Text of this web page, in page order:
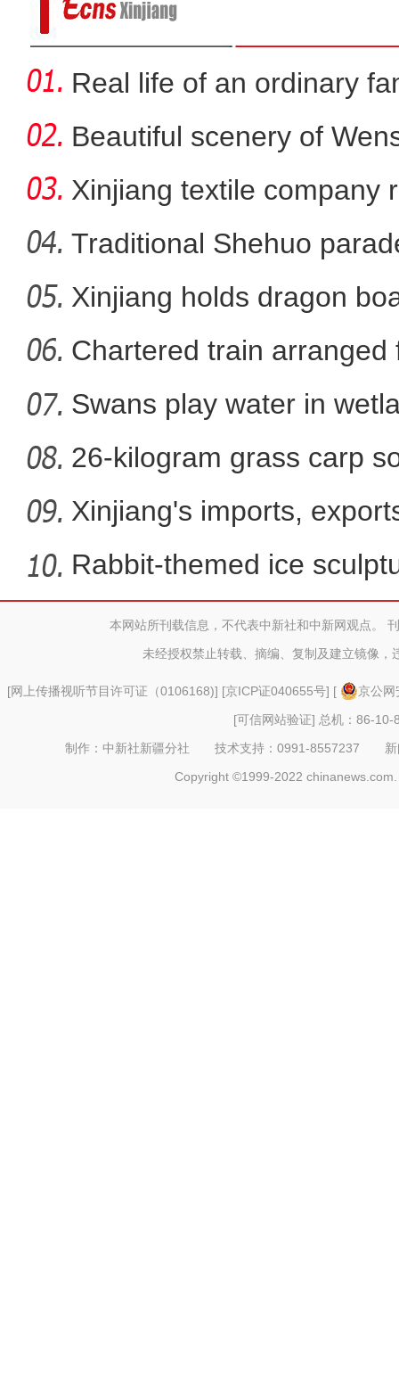
新疆库车：龙池瀑布飞漱
吉木乃县举办“工会杯·巾
Real life of an ordinary
Beautiful scenery of
in
Xinjiang textile company
wort
Traditional Shehuo
Xinjiang holds dragon
Chartered train
Swans play water in
26-kilogram grass carp
win
Xinjiang's imports,
Rabbit-themed ice
本网站所刊载信息，不代表中新社和中新网观点。
未经授权禁止转载、摘编、复制及建立镜像，
[网上传播视听节目许可证（0106168)] [京ICP证040655号] [
京公
[可信网站验证] 总机：86-10-
制作：中新社新疆分社 技术支持：0991-8557237
Copyright ©1999-2022